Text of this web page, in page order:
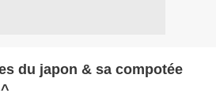
du japon & sa compotée